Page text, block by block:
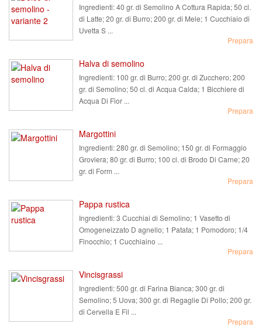
Ingredienti:40 gr. di Semolino A Cottura Rapida; 50 cl.
di Latte; 20 gr. di Burro; 200 gr. di Mele; 1 Cucchiaio di
Uvetta S ...
Prepara
Halva di semolino
Ingredienti: 100 gr. di Burro; 200 gr. di Zucchero; 200
gr. di Semolino; 50 cl. di Acqua Calda; 1 Bicchiere di
Acqua Di Fior ...
Prepara
Margottini
Ingredienti:280 gr. di Semolino; 150 gr. di Formaggio
Groviera; 80 gr. di Burro; 100 cl. di Brodo Di Carne; 20
gr. di Form ...
Prepara
Pappa rustica
Ingredienti:3 Cucchiai di Semolino; 1 Vasetto di
Omogeneizzato D agnello; 1 Patata; 1 Pomodoro; 1/4
Finocchio; 1 Cucchiaino ...
Prepara
Vincisgrassi
Ingredienti:500 gr. di Farina Bianca; 300 gr. di
Semolino; 5 Uova; 300 gr. di Regaglie Di Pollo; 200 gr.
di Cervella E Fil ...
Prepara